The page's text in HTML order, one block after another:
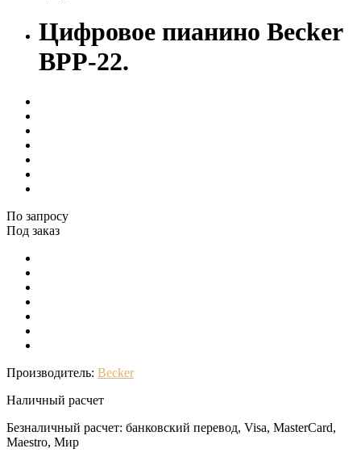
Цифровое пианино Becker
BPP-22.
По запросу
Под заказ
Производитель: Becker
Наличный расчет
Безналичный расчет: банковский перевод, Visa, MasterCard,
Maestro, Мир